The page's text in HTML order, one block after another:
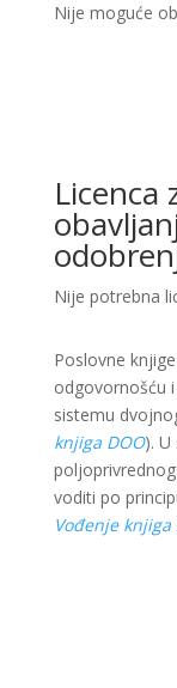
Nije moguće
Licenca
Nije potrebna
Poslovne
odgovornošću
sistemu
knjiga DOO). U
voditi po
Vođenje knjiga